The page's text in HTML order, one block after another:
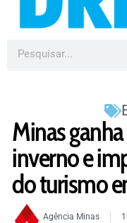
Minas
inverno e
do turismo
Agência Minas